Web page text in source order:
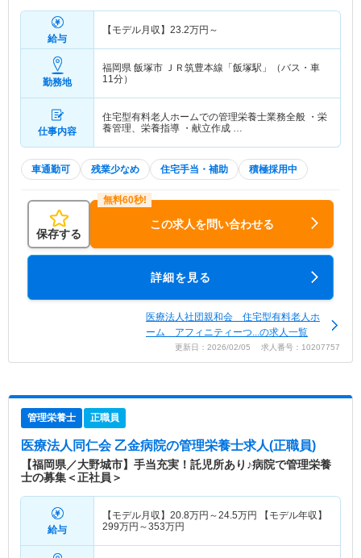
給与
【モデル月収】 23.2万円～
勤務地
福岡県 飯塚市 ＪＲ筑豊本線「飯塚駅」（バス・車
11分）
仕事内容
住宅型有料老人ホームでの管理栄養士業務全般 ・栄
養管理、栄養指導 ・献立作成 …
車通勤可 残業少なめ 住宅手当・補助 積極採用中
保存する
この求人を問い合わせる
詳細を見る
医療法人社団親和会 住宅型有料老人ホ
ーム アフィニティーつ...の求人一覧
更新日：2026/02/05 求人番号：10207757
管理栄養士 正職員
医療法人同仁会 乙金病院の管理栄養士求人(正職員)
【福岡県／大野城市】手当充実！託児所あり♪病院で管理栄養
士の募集＜正社員＞
給与
【モデル月収】 20.8万円～24.5万円
【モデル年収】
299万円～353万円